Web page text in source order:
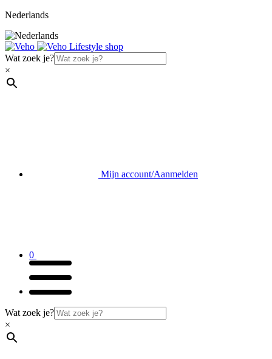
Nederlands
Wat zoek je?
×
Mijn account/Aanmelden
0
Wat zoek je?
×